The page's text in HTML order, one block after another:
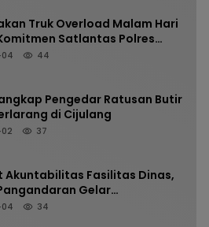
Truk Overload Malam Hari
Satlantas Polres
Menjaga Keselamatan
44
Pengedar Ratusan Butir
di Cijulang
37
Akuntabilitas Fasilitas Dinas,
Gelar
Senpi Berkala
34